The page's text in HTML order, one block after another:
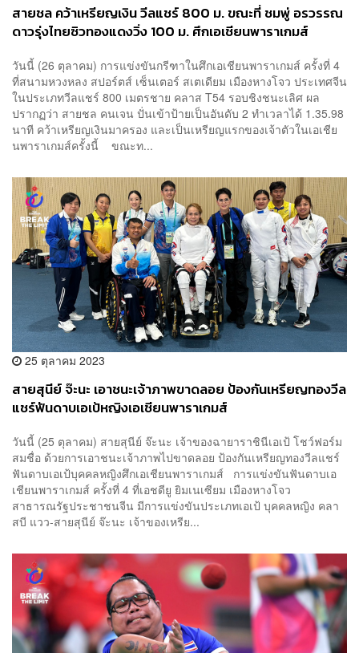
สายชล คว้าเหรียญเงิน วีลแชร์ 800 ม. ขณะที่ ชมพู่ อรวรรณ
ดาวรุ่งไทยซิวทองแดงวิ่ง 100 ม. ศึกเอเชียนพาราเกมส์
วันนี้ (26 ตุลาคม) การแข่งขันกรีฑาในศึกเอเชียนพาราเกมส์ ครั้งที่ 4
ที่สนามหวงหลง สปอร์ตส์ เซ็นเตอร์ สเตเดียม เมืองหางโจว ประเทศจีน
ในประเภทวีลแชร์ 800 เมตรชาย คลาส T54 รอบชิงชนะเลิศ ผล
ปรากฏว่า สายชล คนเจน ปั่นเข้าป้ายเป็นอันดับ 2 ทำเวลาได้ 1.35.98
นาที คว้าเหรียญเงินมาครอง และเป็นเหรียญแรกของเจ้าตัวในเอเชีย
นพาราเกมส์ครั้งนี้ ขณะท...
25 ตุลาคม 2023
สายสุนีย์ จ๊ะนะ เอาชนะเจ้าภาพขาดลอย ป้องกันเหรียญทองวีล
แชร์ฟันดาบเอเป้หญิงเอเชียนพาราเกมส์
วันนี้ (25 ตุลาคม) สายสุนีย์ จ๊ะนะ เจ้าของฉายาราชินีเอเป้ โชว์ฟอร์ม
สมชื่อ ด้วยการเอาชนะเจ้าภาพไปขาดลอย ป้องกันเหรียญทองวีลแชร์
ฟันดาบเอเป้บุคคลหญิงศึกเอเชียนพาราเกมส์ การแข่งขันฟันดาบเอ
เชียนพาราเกมส์ ครั้งที่ 4 ที่เอชดียู ยิมเนเซียม เมืองหางโจว
สาธารณรัฐประชาชนจีน มีการแข่งขันประเภทเอเป้ บุคคลหญิง คลา
สบี แวว-สายสุนีย์ จ๊ะนะ เจ้าของเหรีย...